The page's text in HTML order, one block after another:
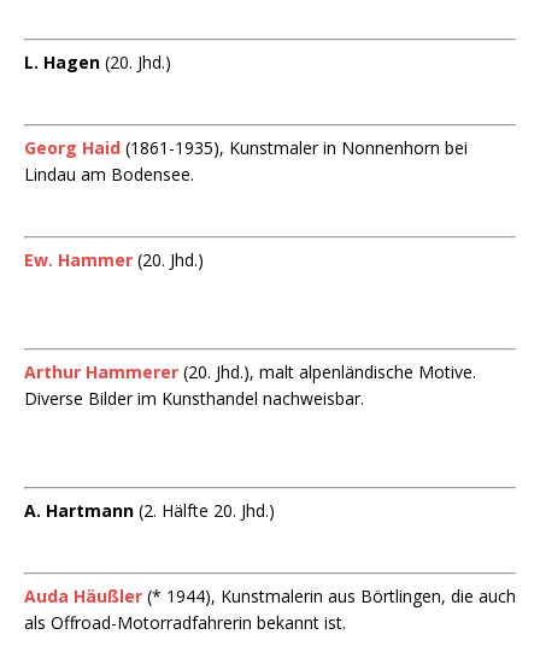
L. Hagen (20. Jhd.)
Georg Haid (1861-1935), Kunstmaler in Nonnenhorn bei
Lindau am Bodensee.
Ew. Hammer (20. Jhd.)
Arthur Hammerer (20. Jhd.), malt alpenländische Motive.
Diverse Bilder im Kunsthandel nachweisbar.
A. Hartmann (2. Hälfte 20. Jhd.)
Auda Häußler (* 1944), Kunstmalerin aus Börtlingen, die auch
als Offroad-Motorradfahrerin bekannt ist.